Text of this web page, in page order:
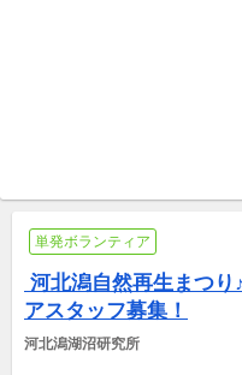
単発ボランティア
河北潟自然再生まつり
アスタッフ募集！
河北潟湖沼研究所